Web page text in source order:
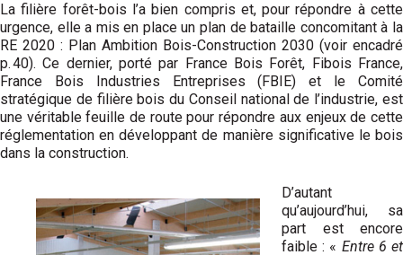
La filière forêt-bois l’a bien compris et, pour répondre à cette
urgence, elle a mis en place un plan de bataille concomitant à la
RE 2020 : Plan Ambition Bois-Construction 2030 (voir encadré
p. 40). Ce dernier, porté par France Bois Forêt, Fibois France,
France Bois Industries Entreprises (FBIE) et le Comité
stratégique de filière bois du Conseil national de l’industrie, est
une véritable feuille de route pour répondre aux enjeux de cette
réglementation en développant de manière significative le bois
dans la construction.
D’autant
qu’aujourd’hui, sa
part est encore
faible : « Entre 6 et